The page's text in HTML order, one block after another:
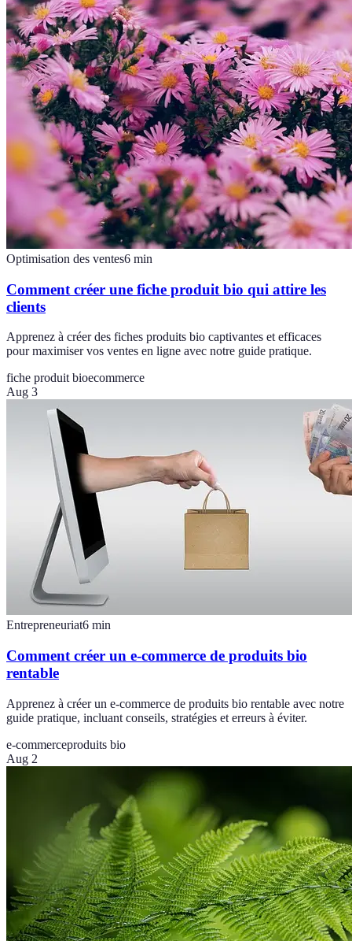
Optimisation des ventes6 min
Comment créer une fiche produit bio qui attire les
clients
Apprenez à créer des fiches produits bio captivantes et efficaces
pour maximiser vos ventes en ligne avec notre guide pratique.
fiche produit bioecommerce
Aug 3
Entrepreneuriat6 min
Comment créer un e-commerce de produits bio
rentable
Apprenez à créer un e-commerce de produits bio rentable avec notre
guide pratique, incluant conseils, stratégies et erreurs à éviter.
e-commerceproduits bio
Aug 2